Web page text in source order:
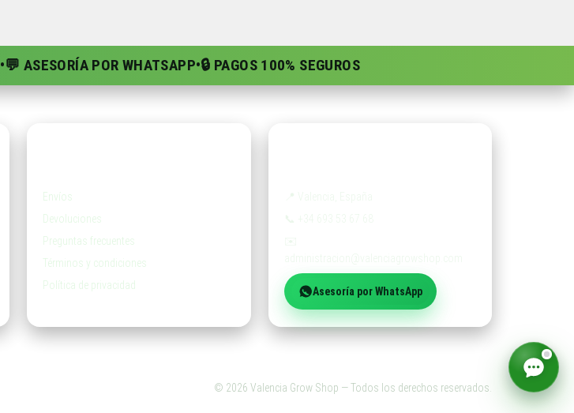
•💬 ASESORÍA POR WHATSAPP•🔒 PAGOS 100% SEGUROS
Envíos
Devoluciones
Preguntas frecuentes
Términos y condiciones
Política de privacidad
Asesoría por WhatsApp
© 2026 Valencia Grow Shop — Todos los derechos reservados.